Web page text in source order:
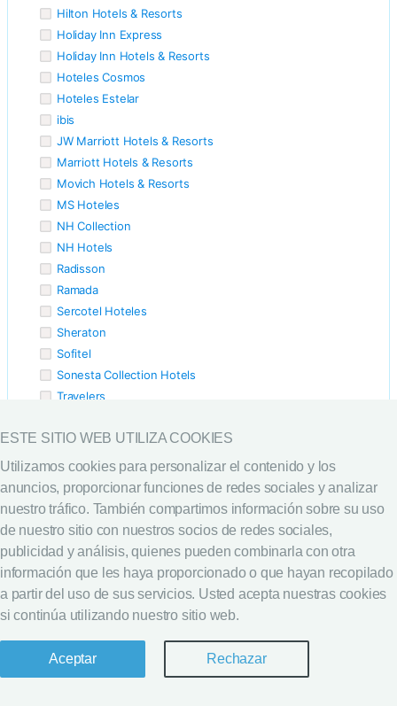
Hilton Hotels & Resorts
Holiday Inn Express
Holiday Inn Hotels & Resorts
Hoteles Cosmos
Hoteles Estelar
ibis
JW Marriott Hotels & Resorts
Marriott Hotels & Resorts
Movich Hotels & Resorts
MS Hoteles
NH Collection
NH Hotels
Radisson
Ramada
Sercotel Hoteles
Sheraton
Sofitel
Sonesta Collection Hotels
Travelers
Wyndham Hotels & Resorts
Síguenos
ESTE SITIO WEB UTILIZA COOKIES
Utilizamos cookies para personalizar el contenido y los
anuncios, proporcionar funciones de redes sociales y analizar
nuestro tráfico. También compartimos información sobre su uso
de nuestro sitio con nuestros socios de redes sociales,
publicidad y análisis, quienes pueden combinarla con otra
información que les haya proporcionado o que hayan recopilado
a partir del uso de sus servicios. Usted acepta nuestras cookies
si continúa utilizando nuestro sitio web.
Aceptar Rechazar